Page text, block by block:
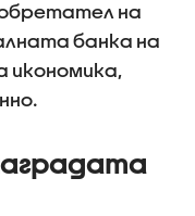
на
банка на
икономика,